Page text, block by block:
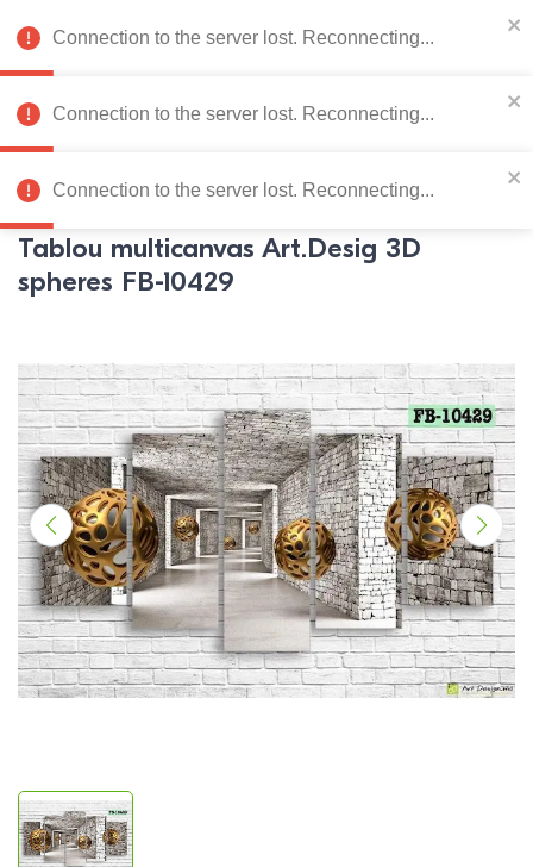
078 222 273 RU
Catalog de produse
0
Pagina principală Mobila dormitor Tablouri multicanvas
Tablou multicanvas Art.Desig 3D
spheres FB-10429
Connection to the server lost. Reconnecting...
Connection to the server lost. Reconnecting...
Connection to the server lost. Reconnecting...